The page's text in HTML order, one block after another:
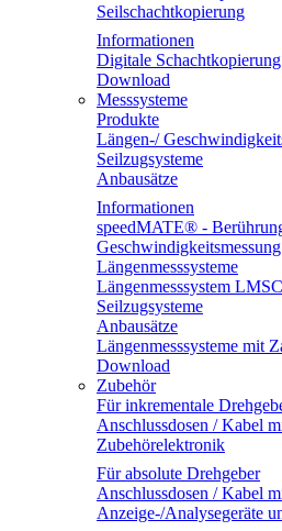
Seilschachtkopierung
Informationen
Digitale Schachtkopierung
Download
Messsysteme
Produkte
Längen-/
Seilzugsysteme
Anbausätze
Informationen
speedMATE® -
Geschwindigkeitsmessung
Längenmesssysteme
Längenmesssystem
Seilzugsysteme
Anbausätze
Längenmesssysteme mit
Download
Zubehör
Für inkrementale
Anschlussdosen / Kabel
Zubehörelektronik
Für absolute Drehgeber
Anschlussdosen / Kabel
Anzeige-/Analysegeräte